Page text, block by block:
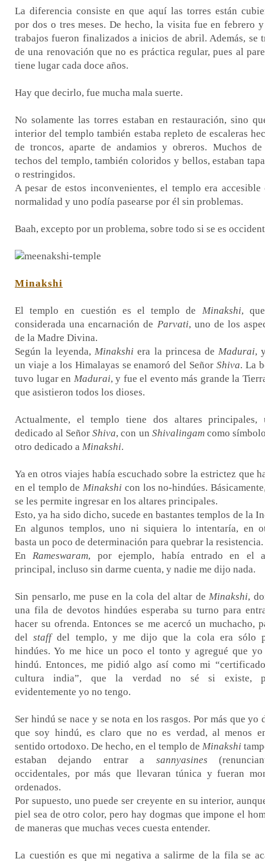
La diferencia consiste en que aquí las torres están
por dos o tres meses. De hecho, la visita fue en febrero
trabajos fueron finalizados a inicios de abril. Además, se
de una renovación que no es práctica regular, pues al
tiene lugar cada doce años.
Hay que decirlo, fue mucha mala suerte.
No solamente las torres estaban en restauración, sino
interior del templo también estaba repleto de escaleras
de troncos, aparte de andamios y obreros. Muchos
techos del templo, también coloridos y bellos, estaban
o restringidos.
A pesar de estos inconvenientes, el templo era accesible
normalidad y uno podía pasearse por él sin problemas.
Baah, excepto por un problema, sobre todo si se es
Minakshi
El templo en cuestión es el templo de Minakshi,
considerada una encarnación de Parvati, uno de los
de la Madre Divina.
Según la leyenda,Minakshi era la princesa de Madurai,
un viaje a los Himalayas se enamoró del SeñorShiva. La
tuvo lugar en Madurai, y fue el evento más grande la
que asistieron todos los dioses.
Actualmente, el templo tiene dos altares principales,
dedicado al SeñorShiva, con un Shivalingamcomo
otro dedicado a Minakshi.
Ya en otros viajes había escuchado sobre la estrictez que
en el templo deMinakshi con los no-hindúes.
se les permite ingresar en los altares principales.
Esto, ya ha sido dicho, sucede en bastantes templos de la
En algunos templos, uno ni siquiera lo intentaría, en
basta un poco de determinación para quebrar la resistencia.
EnRameswaram, por ejemplo, había entrado en el
principal, incluso sin darme cuenta, y nadie me dijo nada.
Sin pensarlo, me puse en la cola del altar deMinakshi,
una fila de devotos hindúes esperaba su turno para
hacer su ofrenda. Entonces se me acercó un muchacho,
delstaffdel templo, y me dijo que la cola era sólo
hindúes. Yo me hice un poco el tonto y agregué que yo
hindú. Entonces, me pidió algo así como mi
cultura india”, que la verdad no sé si existe,
evidentemente yo no tengo.
Ser hindú se nace y se nota en los rasgos. Por más que yo
que soy hindú, es claro que no es verdad, al menos
sentido ortodoxo. De hecho, en el templo de Minakshi
estaban dejando entrar a sannyasines
occidentales, por más que llevaran túnica y fueran
ordenados.
Por supuesto, uno puede ser creyente en su interior,
piel sea de otro color, pero hay dogmas que impone el
de maneras que muchas veces cuesta entender.
La cuestión es que mi negativa a salirme de la fila se